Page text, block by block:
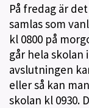
På fredag är
samlas som
kl 0800 på
går hela
avslutningen
eller så kan
skolan kl 0930.